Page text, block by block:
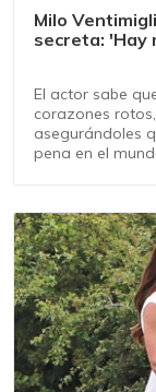
Milo
secreta: 'Hay
El actor sabe
corazones
asegurándoles
pena en el